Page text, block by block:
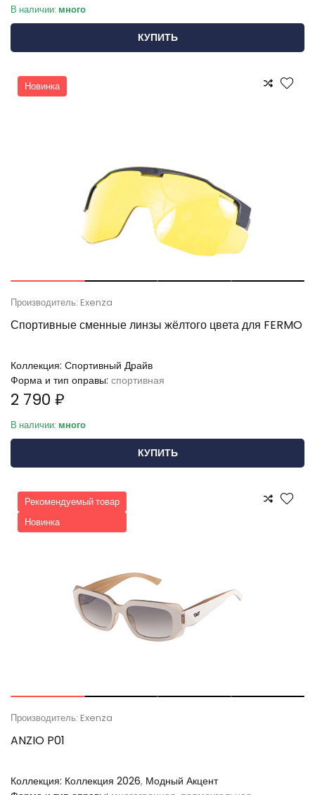
В наличии: много
КУПИТЬ
Новинка
Производитель: Exenza
Спортивные сменные линзы жёлтого цвета для FERMO
Коллекция: Спортивный Драйв
Форма и тип оправы: спортивная
2 790 ₽
В наличии: много
КУПИТЬ
Рекомендуемый товар
Новинка
Производитель: Exenza
ANZIO P01
Коллекция: Коллекция 2026, Модный Акцент